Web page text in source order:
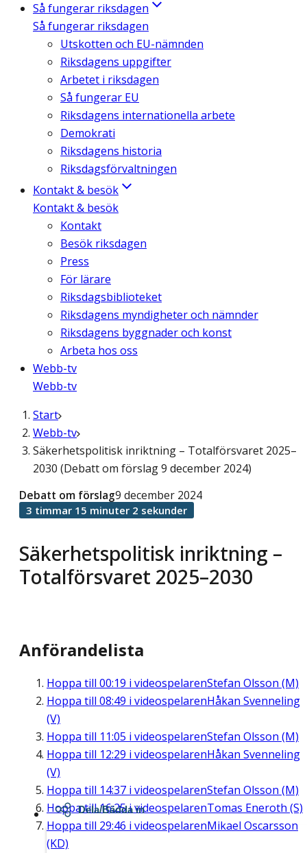
Så fungerar riksdagen
Så fungerar riksdagen
Utskotten och EU-nämnden
Riksdagens uppgifter
Arbetet i riksdagen
Så fungerar EU
Riksdagens internationella arbete
Demokrati
Riksdagens historia
Riksdagsförvaltningen
Kontakt & besök
Kontakt & besök
Kontakt
Besök riksdagen
Press
För lärare
Riksdagsbiblioteket
Riksdagens myndigheter och nämnder
Riksdagens byggnader och konst
Arbeta hos oss
Webb-tv
Webb-tv
Start
Webb-tv
Säkerhetspolitisk inriktning – Totalförsvaret 2025–
2030 (Debatt om förslag 9 december 2024)
Säkerhetspolitisk inriktning –
Totalförsvaret 2025–2030
Debatt om förslag9 december 2024
3 timmar 15 minuter 2 sekunder
Anförandelista
Hoppa till 00:19 i videospelarenStefan Olsson (M)
Hoppa till 08:49 i videospelarenHåkan Svenneling
(V)
Hoppa till 11:05 i videospelarenStefan Olsson (M)
Hoppa till 12:29 i videospelarenHåkan Svenneling
(V)
Hoppa till 14:37 i videospelarenStefan Olsson (M)
Hoppa till16:25i videospelarenTomas Eneroth (S)
Hoppa till 29:46 i videospelarenMikael Oscarsson
(KD)
Dela/Bädda in